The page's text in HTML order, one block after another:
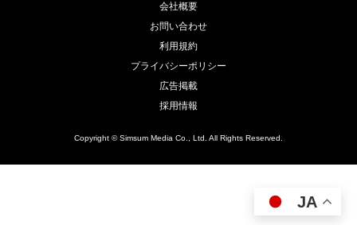
会社概要
お問い合わせ
利用規約
プライバシーポリシー
広告掲載
採用情報
Copyright © Simsum Media Co., Ltd. All Rights Reserved.
JA